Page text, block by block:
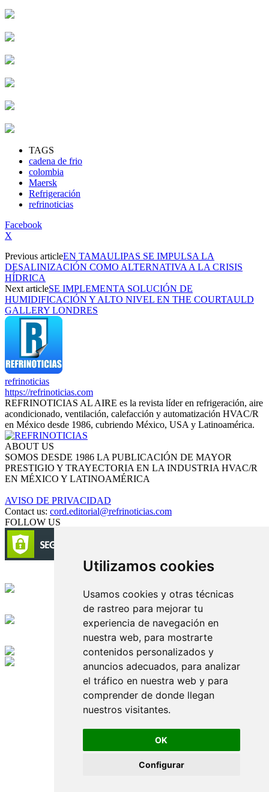
Utilizamos cookies
Usamos cookies y otras técnicas
de rastreo para mejorar tu
experiencia de navegación en
nuestra web, para mostrarte
contenidos personalizados y
anuncios adecuados, para analizar
el tráfico en nuestra web y para
comprender de donde llegan
nuestros visitantes.
OK
Configurar
TAGS
cadena de frio
colombia
Maersk
Refrigeración
refrinoticias
Facebook
X
Previous articleEN TAMAULIPAS SE IMPULSA LA
DESALINIZACIÓN COMO ALTERNATIVA A LA CRISIS
HÍDRICA
Next articleSE IMPLEMENTA SOLUCIÓN DE
HUMIDIFICACIÓN Y ALTO NIVEL EN THE COURTAULD
GALLERY LONDRES
refrinoticias
https://refrinoticias.com
REFRINOTICIAS AL AIRE es la revista líder en refrigeración, aire
acondicionado, ventilación, calefacción y automatización HVAC/R
en México desde 1986, cubriendo México, USA y Latinoamérica.
ABOUT US
SOMOS DESDE 1986 LA PUBLICACIÓN DE MAYOR
PRESTIGIO Y TRAYECTORIA EN LA INDUSTRIA HVAC/R
EN MÉXICO Y LATINOAMÉRICA
AVISO DE PRIVACIDAD
Contact us: cord.editorial@refrinoticias.com
FOLLOW US
Edición digital con tecnología
Playa Revolcadero 222 Col. Reforma Iztaccihuatl Norte C.P. 08810
CIUDAD DE MEXICO
Conmutador CIUDAD DE MEXICO (+52) 555 740 4476, 555 740
© 2000-2026 BURO DE MERCADOTECNIA DEL CENTRO,
S.A. Todos los derechos reservados
Todos los nombres, marcas, logotipos, productos e imagenes
mencionados son propiedad de sus respectivos dueños
Prohibida la reproducción total o parcial de los contenidos aqui
publicados incluyendo cualquier medio electrónico o magnético